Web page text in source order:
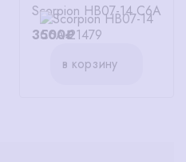
Scorpion HB07-14 C6A
3500₽
в корзину